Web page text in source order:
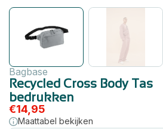
Bagbase
Recycled Cross Body Tas
bedrukken
€14,95
Maattabel bekijken